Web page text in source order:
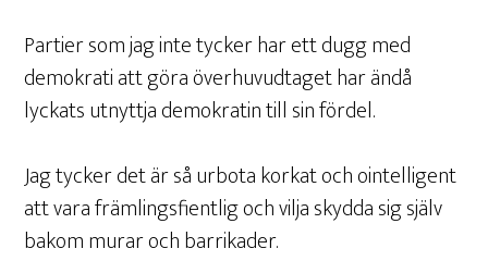
Partier som jag inte tycker har ett dugg med
demokrati att göra överhuvudtaget har ändå
lyckats utnyttja demokratin till sin fördel.
Jag tycker det är så urbota korkat och ointelligent
att vara främlingsfientlig och vilja skydda sig själv
bakom murar och barrikader.